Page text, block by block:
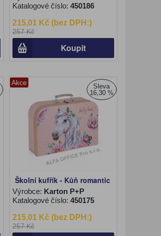
Katalogové číslo: 450186
215,01 Kč (bez DPH:)
257 Kč
Koupit
Akce
Sleva
16,30 %
Školní kufřík - Kůň romantic
Výrobce: Karton P+P
Katalogové číslo: 450175
215,01 Kč (bez DPH:)
257 Kč